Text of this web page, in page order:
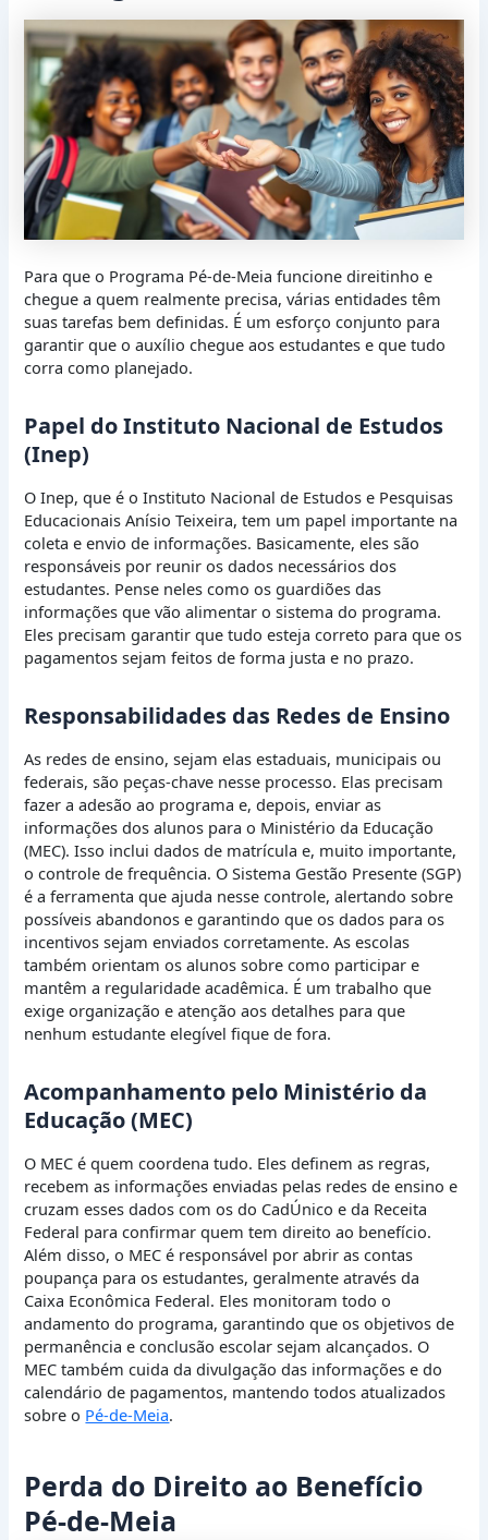
Para que o Programa Pé-de-Meia funcione direitinho e
chegue a quem realmente precisa, várias entidades têm
suas tarefas bem definidas. É um esforço conjunto para
garantir que o auxílio chegue aos estudantes e que tudo
corra como planejado.
Papel do Instituto Nacional de Estudos
(Inep)
O Inep, que é o Instituto Nacional de Estudos e Pesquisas
Educacionais Anísio Teixeira, tem um papel importante na
coleta e envio de informações. Basicamente, eles são
responsáveis por reunir os dados necessários dos
estudantes. Pense neles como os guardiões das
informações que vão alimentar o sistema do programa.
Eles precisam garantir que tudo esteja correto para que os
pagamentos sejam feitos de forma justa e no prazo.
Responsabilidades das Redes de Ensino
As redes de ensino, sejam elas estaduais, municipais ou
federais, são peças-chave nesse processo. Elas precisam
fazer a adesão ao programa e, depois, enviar as
informações dos alunos para o Ministério da Educação
(MEC). Isso inclui dados de matrícula e, muito importante,
o controle de frequência. O Sistema Gestão Presente (SGP)
é a ferramenta que ajuda nesse controle, alertando sobre
possíveis abandonos e garantindo que os dados para os
incentivos sejam enviados corretamente. As escolas
também orientam os alunos sobre como participar e
mantêm a regularidade acadêmica. É um trabalho que
exige organização e atenção aos detalhes para que
nenhum estudante elegível fique de fora.
Acompanhamento pelo Ministério da
Educação (MEC)
O MEC é quem coordena tudo. Eles definem as regras,
recebem as informações enviadas pelas redes de ensino e
cruzam esses dados com os do CadÚnico e da Receita
Federal para confirmar quem tem direito ao benefício.
Além disso, o MEC é responsável por abrir as contas
poupança para os estudantes, geralmente através da
Caixa Econômica Federal. Eles monitoram todo o
andamento do programa, garantindo que os objetivos de
permanência e conclusão escolar sejam alcançados. O
MEC também cuida da divulgação das informações e do
calendário de pagamentos, mantendo todos atualizados
sobre o Pé-de-Meia.
Perda do Direito ao Benefício
Pé-de-Meia